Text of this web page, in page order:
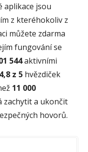
aplikace jsou
z kteréhokoliv z
můžete zdarma
fungování se
544aktivními
4,8 z 5 hvězdiček
11 000
zachytit a ukončit
hovorů.